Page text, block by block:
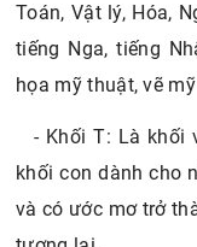
Toán, Vật lý, Hóa,
tiếng Nga, tiếng
họa mỹ thuật, vẽ
- Khối T: Là khối
khối con dành cho
và có ước mơ trở